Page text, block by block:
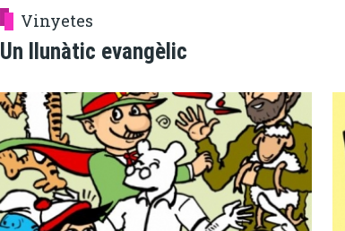
Vinyetes
Un llunàtic evangèlic